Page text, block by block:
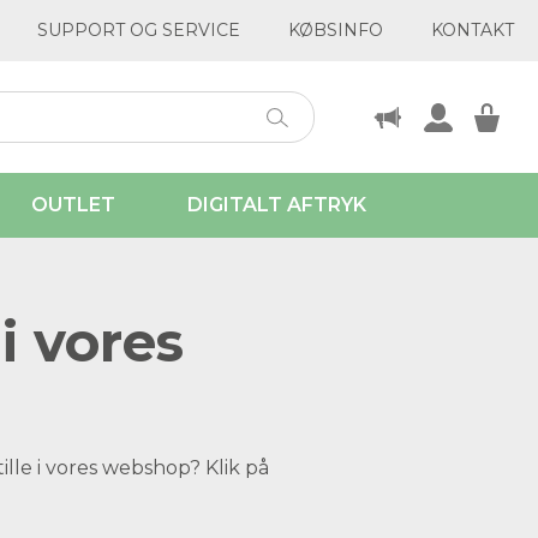
SUPPORT OG SERVICE KØBSINFO KONTAKT
OUTLET DIGITALT AFTRYK
vores
i vores webshop? Klik på